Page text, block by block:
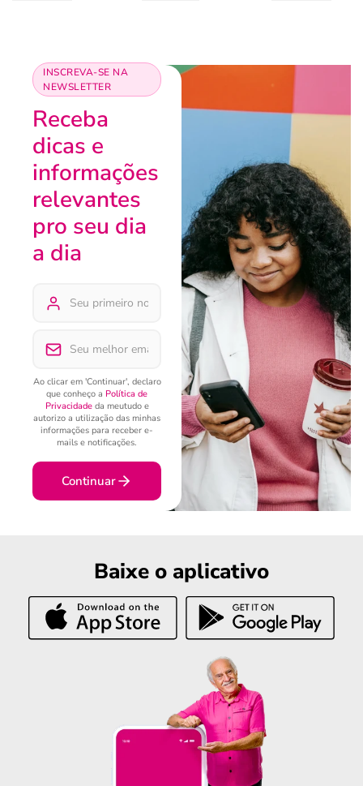
INSCREVA-SE NA
NEWSLETTER
Receba
dicas e
informações
relevantes
pro seu dia
a dia
Ao clicar em 'Continuar', declaro
que conheço a Política de
Privacidadeda meutudo e
autorizo a utilização das minhas
informações para receber e-
mails e notificações.
Continuar
Baixe o aplicativo